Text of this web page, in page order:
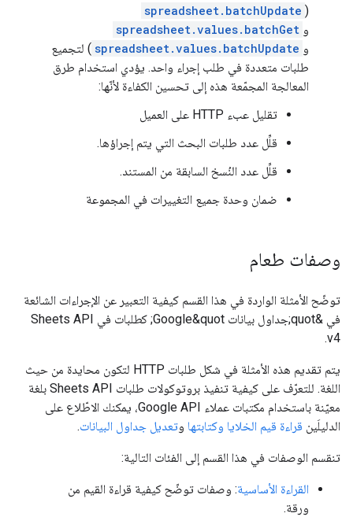
(
spreadsheet.batchUpdate
و spreadsheet.values.batchGet
و spreadsheet.values.batchUpdate ) لتجميع
طلبات متعددة في طلب إجراء واحد. يؤدي استخدام طرق
المعالجة المجمّعة هذه إلى تحسين الكفاءة لأنّها:
تقليل عبء HTTP على العميل
قلِّل عدد طلبات البحث التي يتم إجراؤها.
قلِّل عدد النُسخ السابقة من المستند.
ضمان وحدة جميع التغييرات في المجموعة
وصفات طعام
توضّح الأمثلة الواردة في هذا القسم كيفية التعبير عن الإجراءات الشائعة
في &quot;جداول بيانات Google&quot; كطلبات في Sheets API
v4.
يتم تقديم هذه الأمثلة في شكل طلبات HTTP لتكون محايدة من حيث
اللغة. للتعرّف على كيفية تنفيذ بروتوكولات طلبات Sheets API بلغة
معيّنة باستخدام مكتبات عملاء Google API، يمكنك الاطّلاع على
الدليلَين قراءة قيم الخلايا وكتابتها وتعديل جداول البيانات.
تنقسم الوصفات في هذا القسم إلى الفئات التالية:
القراءة الأساسية: وصفات توضّح كيفية قراءة القيم من
ورقة.